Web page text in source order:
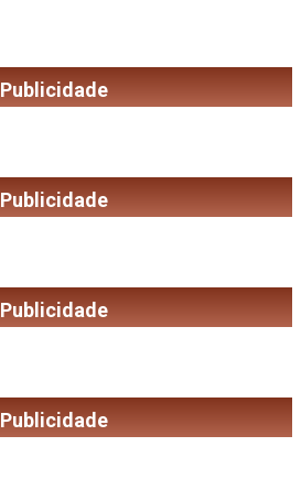
Publicidade
Publicidade
Publicidade
Publicidade